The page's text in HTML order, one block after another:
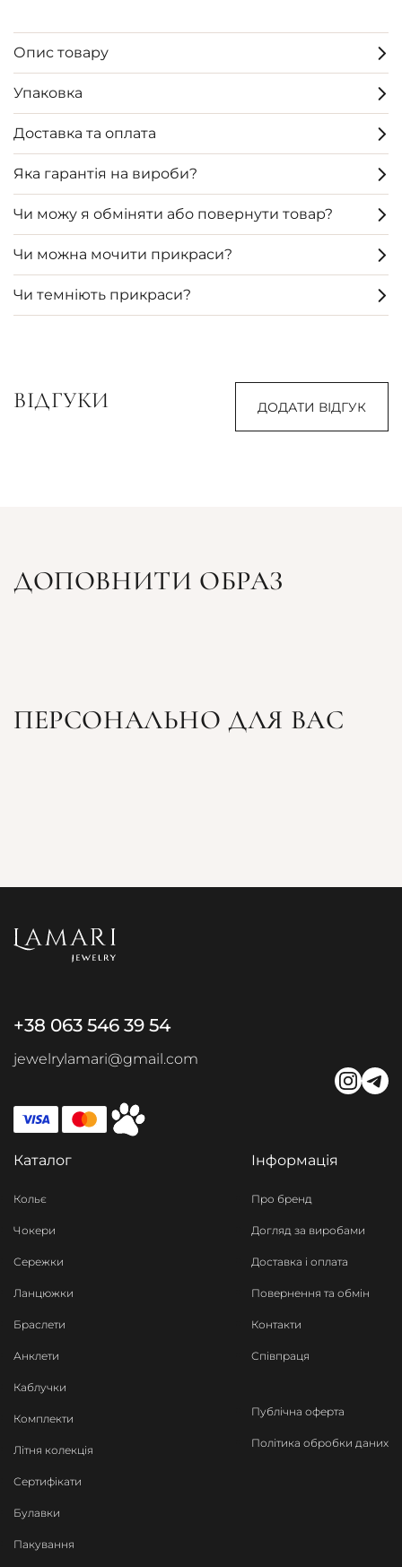
Опис товару
Упаковка
Доставка та оплата
Яка гарантія на вироби?
Чи можу я обміняти або повернути товар?
Чи можна мочити прикраси?
Чи темніють прикраси?
ВІДГУКИ ДОДАТИ ВІДГУК
ДОПОВНИТИ ОБРАЗ
ПЕРСОНАЛЬНО ДЛЯ ВАС
+38 063 546 39 54
jewelrylamari@gmail.com
Каталог
Кольє
Чокери
Сережки
Ланцюжки
Браслети
Анклети
Каблучки
Комплекти
Літня колекція
Сертифікати
Булавки
Пакування
Інформація
Про бренд
Догляд за виробами
Доставка і оплата
Повернення та обмін
Контакти
Співпраця
Публічна оферта
Політика обробки даних